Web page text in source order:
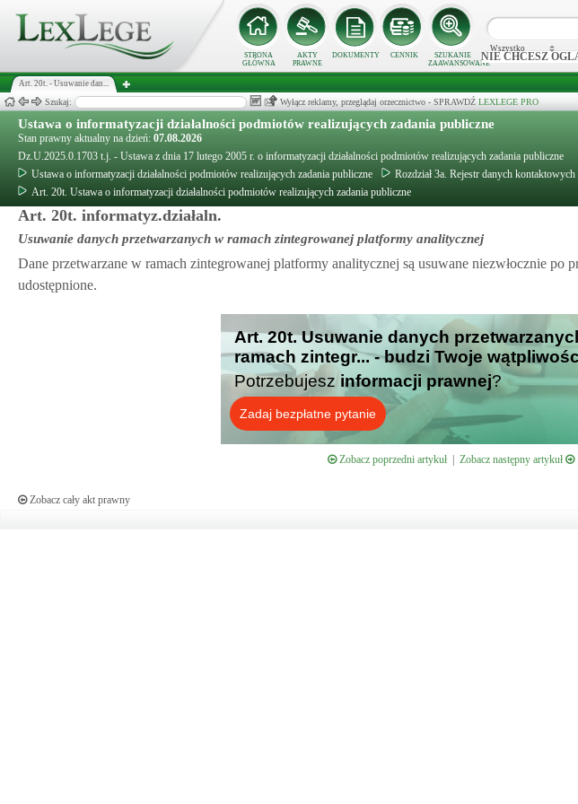
STRONA
GŁÓWNA
AKTY
PRAWNE
DOKUMENTY CENNIK
SZUKANIE
ZAAWANSOWANE
Wszystko
NIE CHCESZ
Art. 20t. - Usuwanie dan...
Szukaj: Wyłącz reklamy, przeglądaj orzecznictwo - SPRAWDŹ LEXLEGE PRO
Ustawa o informatyzacji działalności podmiotów realizujących zadania publiczne
Stan prawny aktualny na dzień: 07.08.2026
Dz.U.2025.0.1703 t.j. - Ustawa z dnia 17 lutego 2005 r. o informatyzacji działalności podmiotów realizujących zadania publiczne
Ustawa o informatyzacji działalności podmiotów realizujących zadania publiczne
Rozdział 3a. Rejestr danych
Art. 20t. Ustawa o informatyzacji działalności podmiotów realizujących zadania publiczne
Art. 20t. informatyz.działaln.
Usuwanie danych przetwarzanych w ramach zintegrowanej platformy analitycznej
Dane przetwarzane w ramach zintegrowanej platformy analitycznej są usuwane niezwłocznie po
udostępnione.
Art. 20t. Usuwanie danych
ramach zintegr... - budzi Twoje
Potrzebujesz informacji prawnej?
Zadaj bezpłatne pytanie
Zobacz poprzedni artykuł| Zobacz następny artykuł
Zobacz cały akt prawny